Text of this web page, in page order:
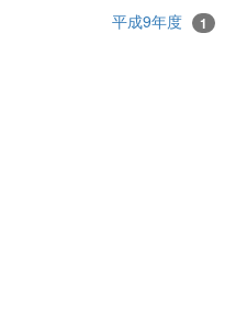
平成9年度 1